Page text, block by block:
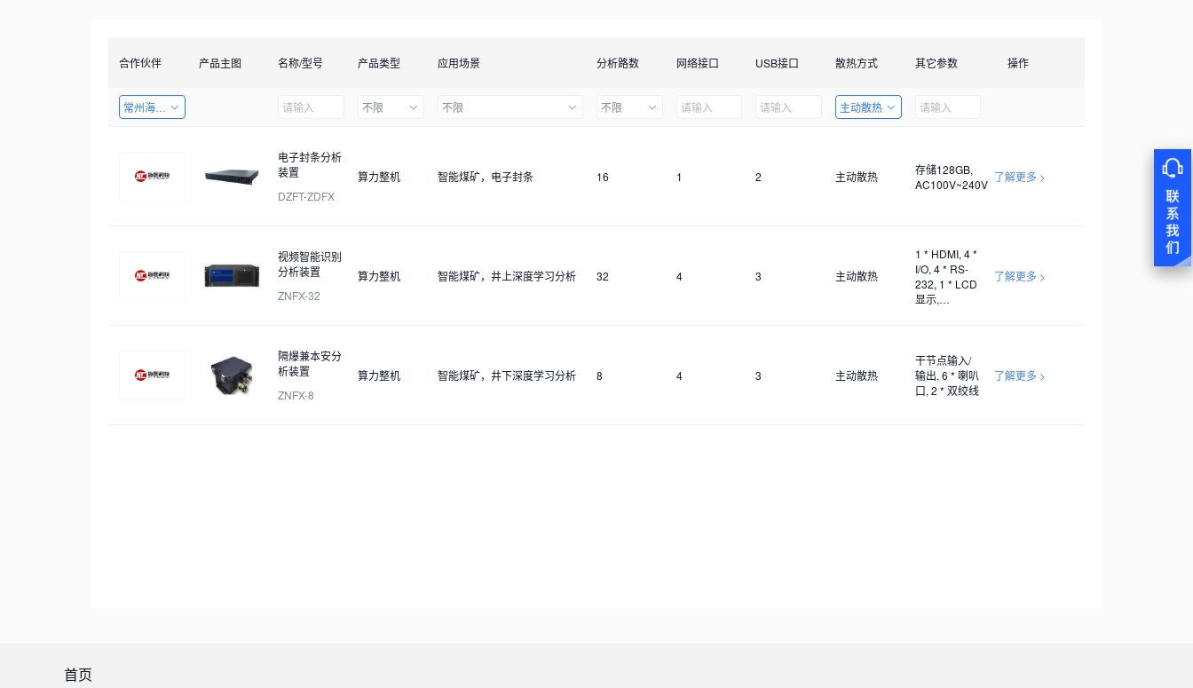
合作伙伴 产品主图 名称/型号 产品类型 应用场景 分析路数 网络接口 USB接口 散热方式 其它参数 操作
常州海图电子科技有限公司 不限 不限 不限 主动散热
电子封条分析
装置
DZFT-ZDFX
算力整机 智能煤矿，电子封条 16 1 2 主动散热
存储128GB,
AC100V~240V 了解更多 >
视频智能识别
分析装置
ZNFX-32
算力整机 智能煤矿，井上深度学习分析 32 4 3 主动散热
1 * HDMI, 4 *
I/O, 4 * RS-
232, 1 * LCD
显示,
了解更多 >
隔爆兼本安分
析装置
ZNFX-8
算力整机 智能煤矿，井下深度学习分析 8 4 3 主动散热
干节点输入/
输出, 6 * 喇叭
口, 2 * 双绞线
了解更多 >
首页